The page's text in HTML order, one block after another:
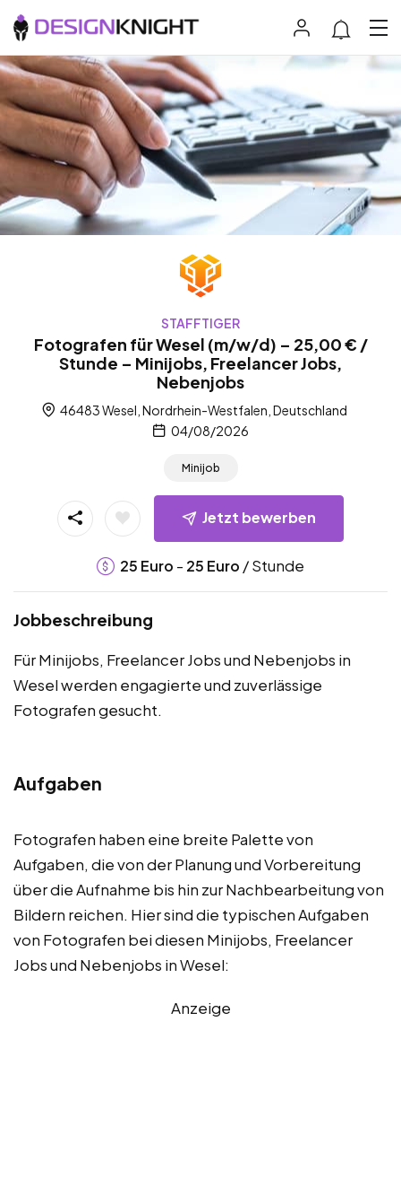
STAFFTIGER
Fotografen für Wesel (m/w/d) – 25,00 € /
Stunde – Minijobs, Freelancer Jobs,
Nebenjobs
46483 Wesel, Nordrhein-Westfalen, Deutschland
04/08/2026
Minijob
Jetzt bewerben
25 Euro - 25 Euro / Stunde
Jobbeschreibung
Für Minijobs, Freelancer Jobs und Nebenjobs in
Wesel werden engagierte und zuverlässige
Fotografen gesucht.
Aufgaben
Fotografen haben eine breite Palette von
Aufgaben, die von der Planung und Vorbereitung
über die Aufnahme bis hin zur Nachbearbeitung von
Bildern reichen. Hier sind die typischen Aufgaben
von Fotografen bei diesen Minijobs, Freelancer
Jobs und Nebenjobs in Wesel:
Anzeige